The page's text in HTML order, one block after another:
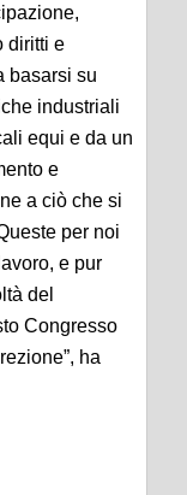
diritti e
basarsi su
industriali
equi e da un
e
a ciò che si
per noi
e pur
del
Congresso
ha